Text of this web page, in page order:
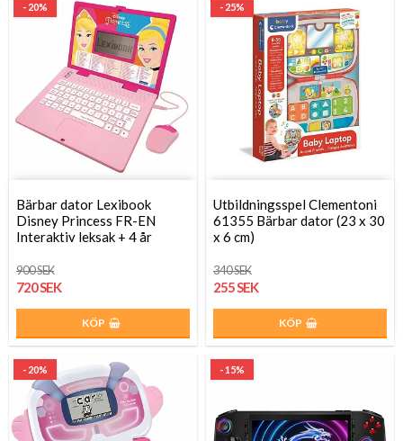
- 20%
Bärbar dator Lexibook
Disney Princess FR-EN
Interaktiv leksak + 4 år
900 SEK
720 SEK
KÖP
- 25%
Utbildningsspel Clementoni
61355 Bärbar dator (23 x 30
x 6 cm)
340 SEK
255 SEK
KÖP
- 20% - 15%